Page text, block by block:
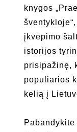
knygos
įkvėpimo
istorijos
prisipažinę,
populiarios
kelią į